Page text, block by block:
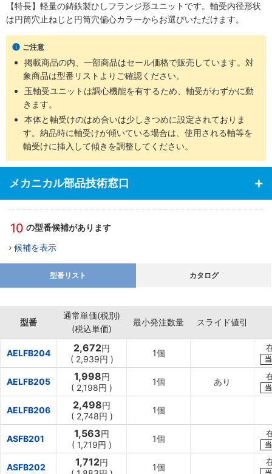
【特長】軽量の鋳鉄製ひしフランジ形ユニットです。軸受内径形状
は円筒穴止ねじと円筒穴偏心カラーからお選びいただけます。
ご注意
掲載商品の内、一部商品はセール価格で販売しています。対
象商品は型番リストよりご確認ください。
玉軸受ユニットは調心機能を有するため、軸受がわずかに動
きます。
本体と軸受けのはめ合いは少しきつめに設定されておりま
す。納品時に軸受けが傾いている場合は、使用される軸等を
軸受けに挿入して傾きを調整してください。
メカニカル部品技術窓口
10 の型番候補があります
候補を表示
型番リスト カタログ
型番
通常単価(税別)
(税込単価)
最小発注数量 スライド値引
AELFB204 2,672円
( 2,939円 )
1個
AELFB205 1,998円
( 2,198円 )
1個 あり
AELFB206 2,498円
( 2,748円 )
1個
ASFB201 1,563円
( 1,719円 )
1個
ASFB202 1,712円
1個